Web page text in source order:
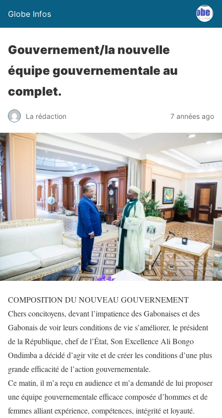
Globe Infos
Gouvernement/la nouvelle
équipe gouvernementale au
complet.
La rédaction 7 années ago
COMPOSITION DU NOUVEAU GOUVERNEMENT
Chers concitoyens, devant l’impatience des Gabonaises et des
Gabonais de voir leurs conditions de vie s’améliorer, le président
de la République, chef de l’État, Son Excellence Ali Bongo
Ondimba a décidé d’agir vite et de créer les conditions d’une plus
grande efficacité de l’action gouvernementale.
Ce matin, il m’a reçu en audience et m’a demandé de lui proposer
une équipe gouvernementale efficace composée d’hommes et de
femmes alliant expérience, compétences, intégrité et loyauté.